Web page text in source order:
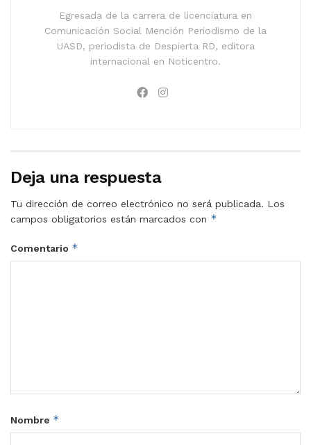
Egresada de la carrera de licenciatura en
Comunicación Social Mención Periodismo de la
UASD, periodista de Despierta RD, editora
internacional en Noticentro.
Deja una respuesta
Tu dirección de correo electrónico no será publicada. Los
campos obligatorios están marcados con *
Comentario *
Nombre *